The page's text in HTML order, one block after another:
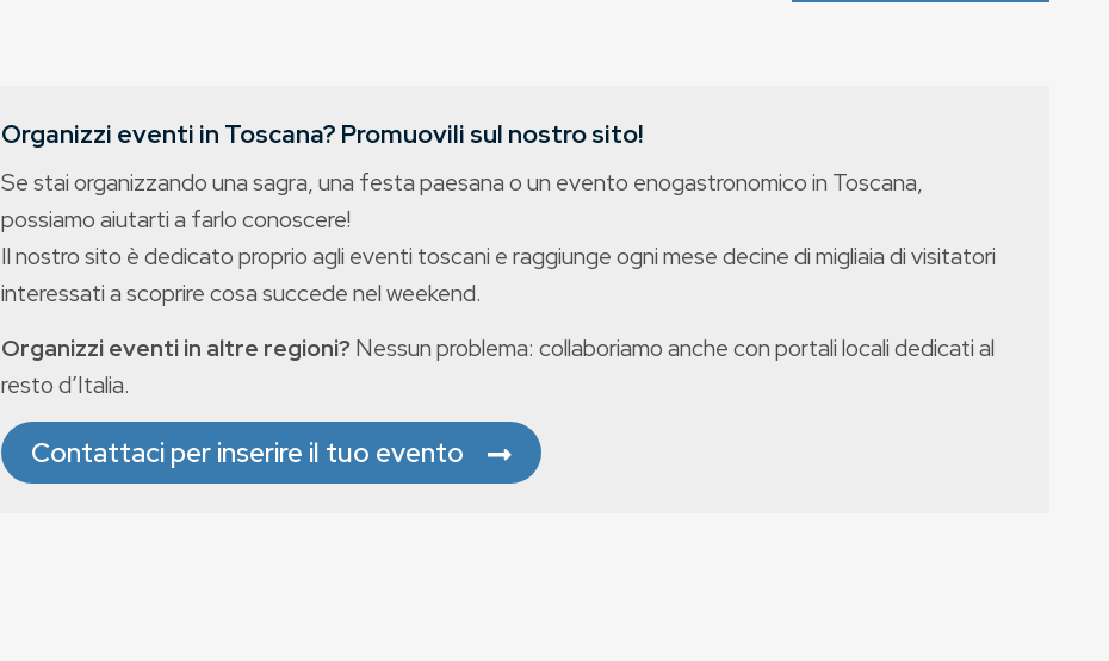
Organizzi eventi in Toscana? Promuovili sul nostro sito!
Se stai organizzando una sagra, una festa paesana o un evento enogastronomico in Toscana,
possiamo aiutarti a farlo conoscere!
Il nostro sito è dedicato proprio agli eventi toscani e raggiunge ogni mese decine di migliaia di visitatori
interessati a scoprire cosa succede nel weekend.
Organizzi eventi in altre regioni? Nessun problema: collaboriamo anche con portali locali dedicati al
resto d’Italia.
Contattaci per inserire il tuo evento